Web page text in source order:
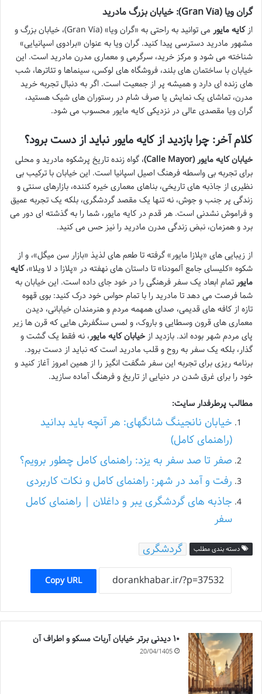
گران ویا (Gran Vía): خیابان بزرگ مادرید
ازکایه مایور
می توانید به راحتی به «گران ویا» (Gran Vía)، خیابان بزرگ و
مشهور مادرید دسترسی پیدا کنید. گران ویا به عنوان «برادوی اسپانیایی»
شناخته می شود و مرکز خرید، سرگرمی و معماری مدرن مادرید است. این
خیابان با ساختمان های بلند، فروشگاه های لوکس، سینماها و تئاترها، شب
های زنده ای دارد و همیشه پر از جمعیت است. اگر به دنبال تجربه خرید
مدرن، تماشای یک نمایش یا صرف شام در رستوران های شیک هستید،
گران ویا مقصدی عالی در نزدیکی کایه مایور محسوب می شود.
کلام آخر: چرا بازدید از کایه مایور نباید از دست برود؟
خیابان کایه مایور (Calle Mayor)
، گواه زنده تاریخ پرشکوه مادرید و محلی
برای تجربه بی واسطه فرهنگ اصیل اسپانیا است. این خیابان با ترکیب بی
نظیری از جاذبه های تاریخی، بناهای معماری خیره کننده، بازارهای سنتی و
زندگی پر جنب و جوش، نه تنها یک مقصد گردشگری، بلکه یک تجربه عمیق
و فراموش نشدنی است. هر قدم در کایه مایور، شما را به گذشته ای دور می
برد و همزمان، نبض زندگی مدرن مادرید را نیز حس می کنید.
از زیبایی های «پلازا مایور» گرفته تا طعم های لذیذ «بازار سن میگل»، و از
شکوه «کلیسای جامع آلمودنا» تا داستان های نهفته در «پلازا د لا ویلا»،کایه
مایورتمام ابعاد یک سفر فرهنگی را در خود جای داده است. این خیابان به
شما فرصت می دهد تا مادرید را با تمام حواس خود درک کنید: بوی قهوه
تازه از کافه های قدیمی، صدای همهمه مردم و هنرمندان خیابانی، دیدن
معماری های قرون وسطایی و باروک، و لمس سنگفرش هایی که قرن ها زیر
پای مردم شهر بوده اند. بازدید ازخیابان کایه مایور، نه فقط یک گشت و
گذار، بلکه یک سفر به روح و قلب مادرید است که نباید از دست برود.
برنامه ریزی برای تجربه این سفر شگفت انگیز را از همین امروز آغاز کنید و
خود را برای غرق شدن در دنیایی از تاریخ و فرهنگ آماده سازید.
مطالب پرطرفدار سایت:
خیابان نانجینگ شانگهای: هر آنچه باید بدانید
(راهنمای کامل)
صفر تا صد سفر به یزد: راهنمای کامل چطور برویم؟
رفت و آمد در شهر: راهنمای کامل و نکات کاربردی
جاذبه های گردشگری یبر و داغلان | راهنمای کامل
سفر
دسته بندی مطلب گردشگری
Copy URL
۱۰ دیدنی برتر خیابان آربات مسکو و اطراف آن
20/04/1405